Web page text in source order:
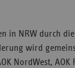
in NRW durch
wird
NordWest,